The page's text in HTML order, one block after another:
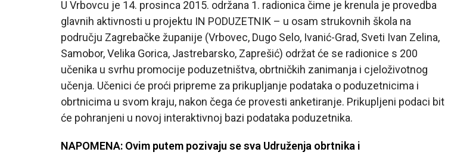
U Vrbovcu je 14. prosinca 2015. održana 1. radionica čime je krenula je provedba
glavnih aktivnosti u projektu IN PODUZETNIK – u osam strukovnih škola na
području Zagrebačke županije (Vrbovec, Dugo Selo, Ivanić-Grad, Sveti Ivan Zelina,
Samobor, Velika Gorica, Jastrebarsko, Zaprešić) održat će se radionice s 200
učenika u svrhu promocije poduzetništva, obrtničkih zanimanja i cjeloživotnog
učenja. Učenici će proći pripreme za prikupljanje podataka o poduzetnicima i
obrtnicima u svom kraju, nakon čega će provesti anketiranje. Prikupljeni podaci bit
će pohranjeni u novoj interaktivnoj bazi podataka poduzetnika.
NAPOMENA: Ovim putem pozivaju se sva Udruženja obrtnika i